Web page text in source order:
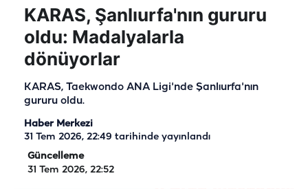
KARAS, Şanlıurfa'nın gururu
oldu: Madalyalarla
dönüyorlar
KARAS, Taekwondo ANA Ligi'nde Şanlıurfa'nın
gururu oldu.
Haber Merkezi
31 Tem 2026, 22:49 tarihinde yayınlandı
Güncelleme
31 Tem 2026, 22:52